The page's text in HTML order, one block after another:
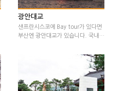
광안대교
샌프란시스코에 Bay tour가 있다면
부산엔 광안대교가 있습니다. 국내…